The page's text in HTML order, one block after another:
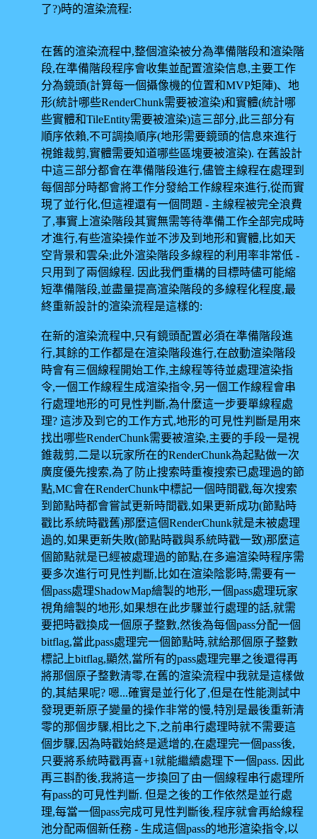
了?)時的渲染流程:
在舊的渲染流程中,整個渲染被分為準備階段和渲染階
段,在準備階段程序會收集並配置渲染信息,主要工作
分為鏡頭(計算每一個攝像機的位置和MVP矩陣)、地
形(統計哪些RenderChunk需要被渲染)和實體(統計哪
些實體和TileEntity需要被渲染)這三部分,此三部分有
順序依賴,不可調換順序(地形需要鏡頭的信息來進行
視錐裁剪,實體需要知道哪些區塊要被渲染). 在舊設計
中這三部分都會在準備階段進行,儘管主線程在處理到
每個部分時都會將工作分發給工作線程來進行,從而實
現了並行化,但這裡還有一個問題 - 主線程被完全浪費
了,事實上渲染階段其實無需等待準備工作全部完成時
才進行,有些渲染操作並不涉及到地形和實體,比如天
空背景和雲朵;此外渲染階段多線程的利用率非常低 -
只用到了兩個線程. 因此我們重構的目標時儘可能縮
短準備階段,並盡量提高渲染階段的多線程化程度,最
終重新設計的渲染流程是這樣的:
在新的渲染流程中,只有鏡頭配置必須在準備階段進
行,其餘的工作都是在渲染階段進行,在啟動渲染階段
時會有三個線程開始工作,主線程等待並處理渲染指
令,一個工作線程生成渲染指令,另一個工作線程會串
行處理地形的可見性判斷,為什麼這一步要單線程處
理? 這涉及到它的工作方式,地形的可見性判斷是用來
找出哪些RenderChunk需要被渲染,主要的手段一是視
錐裁剪,二是以玩家所在的RenderChunk為起點做一次
廣度優先搜索,為了防止搜索時重複搜索已處理過的節
點,MC會在RenderChunk中標記一個時間戳,每次搜索
到節點時都會嘗試更新時間戳,如果更新成功(節點時
戳比系統時戳舊)那麼這個RenderChunk就是未被處理
過的,如果更新失敗(節點時戳與系統時戳一致)那麼這
個節點就是已經被處理過的節點,在多遍渲染時程序需
要多次進行可見性判斷,比如在渲染陰影時,需要有一
個pass處理ShadowMap繪製的地形,一個pass處理玩家
視角繪製的地形,如果想在此步驟並行處理的話,就需
要把時戳換成一個原子整數,然後為每個pass分配一個
bitflag,當此pass處理完一個節點時,就給那個原子整數
標記上bitflag,顯然,當所有的pass處理完畢之後還得再
將那個原子整數清零,在舊的渲染流程中我就是這樣做
的,其結果呢? 嗯...確實是並行化了,但是在性能測試中
發現更新原子變量的操作非常的慢,特別是最後重新清
零的那個步驟,相比之下,之前串行處理時就不需要這
個步驟,因為時戳始終是遞增的,在處理完一個pass後,
只要將系統時戳再喜+1就能繼續處理下一個pass. 因此
再三斟酌後,我將這一步換回了由一個線程串行處理所
有pass的可見性判斷. 但是之後的工作依然是並行處
理,每當一個pass完成可見性判斷後,程序就會再給線程
池分配兩個新任務 - 生成這個pass的地形渲染指令,以